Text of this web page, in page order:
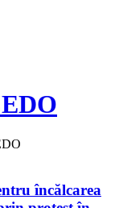
încălcarea